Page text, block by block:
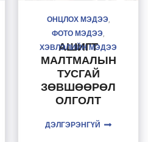
ОНЦЛОХ МЭДЭЭ
ФОТО МЭДЭЭ
ХЭВЛЭЛИЙН МЭДЭЭ
АШИГТ
МАЛТМАЛЫН
ТУСГАЙ
ЗӨВШӨӨРӨЛ
ОЛГОЛТ
АР ЖИЛД
ДЭЛГЭРЭНГҮЙ